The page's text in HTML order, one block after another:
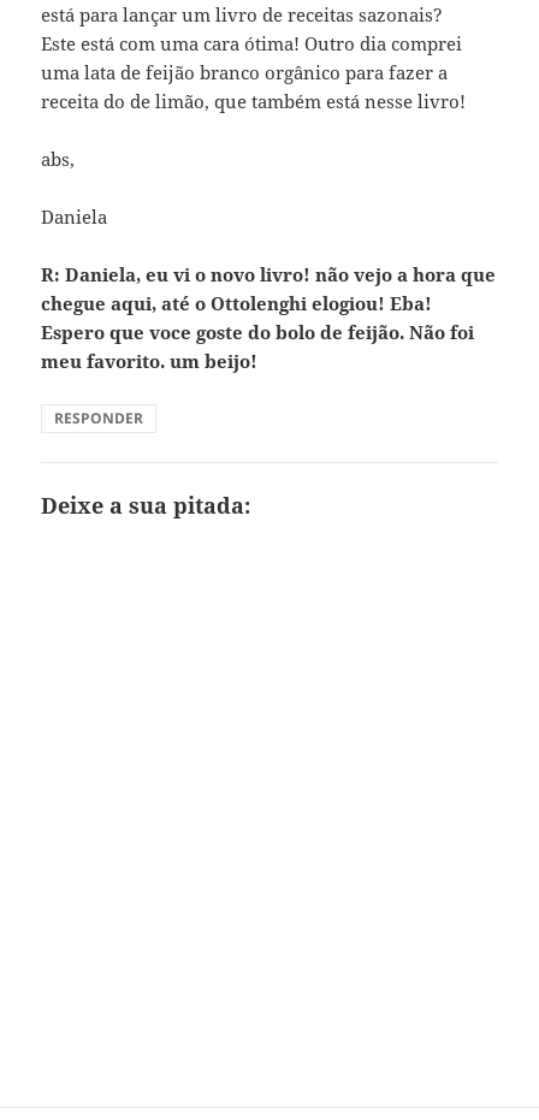
está para lançar um livro de receitas sazonais?
Este está com uma cara ótima! Outro dia comprei
uma lata de feijão branco orgânico para fazer a
receita do de limão, que também está nesse livro!
abs,
Daniela
R: Daniela, eu vi o novo livro! não vejo a hora que
chegue aqui, até o Ottolenghi elogiou! Eba!
Espero que voce goste do bolo de feijão. Não foi
meu favorito. um beijo!
RESPONDER
Deixe a sua pitada: